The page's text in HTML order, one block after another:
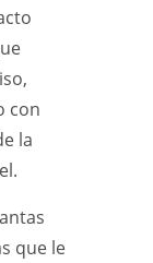
con
la
que le